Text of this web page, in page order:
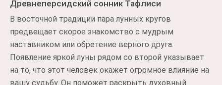
Древнеперсидский сонник Тафлиси
В восточной традиции пара лунных кругов
предвещает скорое знакомство с мудрым
наставником или обретение верного друга.
Появление яркой луны рядом со второй указывает
на то, что этот человек окажет огромное влияние на
вашу судьбу. Он поможет раскрыть духовный